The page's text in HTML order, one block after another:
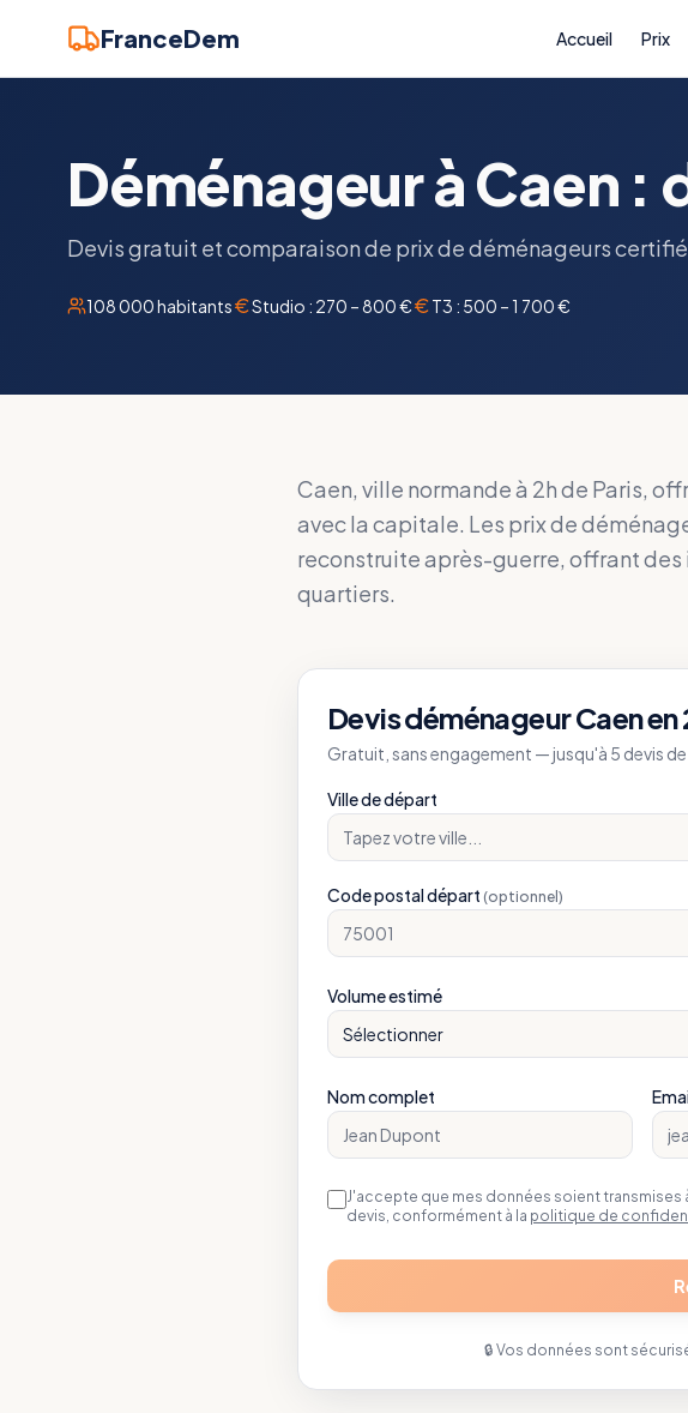
FranceDem Accueil Prix
Déménageur à Caen
Devis gratuit et comparaison de prix de déménageurs
108 000habitants Studio : 270 – 800 € T3 : 500 – 1 700 €
Caen, ville normande à 2h de Paris,
avec la capitale. Les prix de
reconstruite après-guerre, offrant
quartiers.
Devis déménageurCaenen
Gratuit, sans engagement — jusqu'à 5 devis
Ville de départ
Code postal départ (optionnel)
Volume estimé
Sélectionner
Nom complet
J'accepte que mes données soient transmises
devis, conformément à la politique de
🔒 Vos données sont